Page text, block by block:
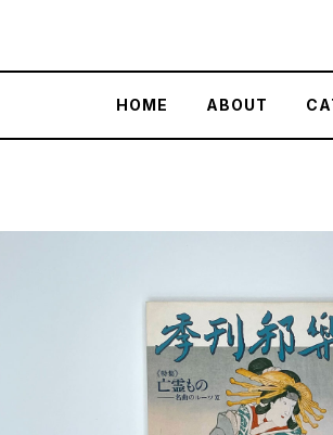
HOME ABOUT